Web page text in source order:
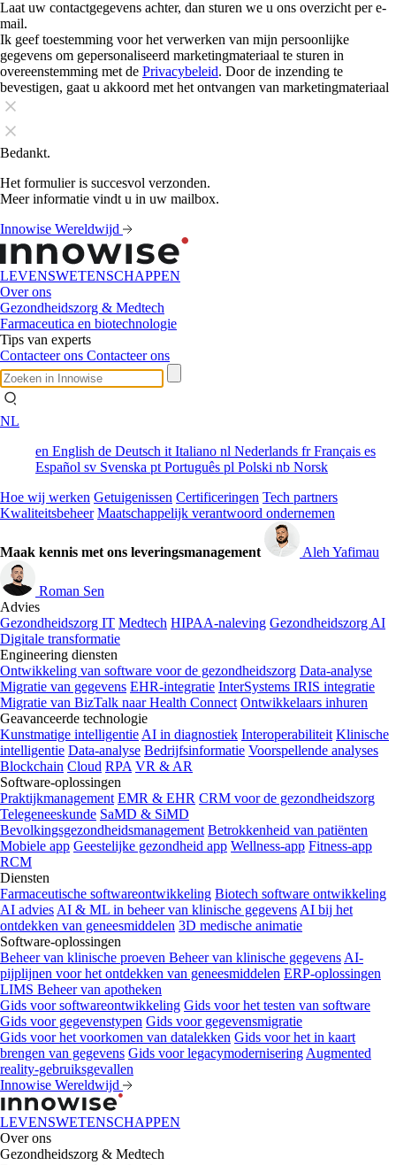
Laat uw contactgegevens achter, dan sturen we u ons overzicht per e-
mail.
Ik geef toestemming voor het verwerken van mijn persoonlijke
gegevens om gepersonaliseerd marketingmateriaal te sturen in
overeenstemming met de Privacybeleid. Door de inzending te
bevestigen, gaat u akkoord met het ontvangen van marketingmateriaal
Bedankt.
Het formulier is succesvol verzonden.
Meer informatie vindt u in uw mailbox.
Innowise Wereldwijd
LEVENSWETENSCHAPPEN
Over ons
Gezondheidszorg & Medtech
Farmaceutica en biotechnologie
Tips van experts
Contacteer ons Contacteer ons
NL
en English de Deutsch it Italiano nl Nederlands frFrançais es
Español sv Svenska pt Português pl Polski nb Norsk
Hoe wij werken Getuigenissen Certificeringen Tech partners
Kwaliteitsbeheer Maatschappelijk verantwoord ondernemen
Maak kennis met ons leveringsmanagement Aleh Yafimau
Roman Sen
Advies
Gezondheidszorg IT Medtech HIPAA-naleving Gezondheidszorg AI
Digitale transformatie
Engineering diensten
Ontwikkeling van software voor de gezondheidszorg Data-analyse
Migratie van gegevens EHR-integratie InterSystems IRIS integratie
Migratie van BizTalk naar Health Connect Ontwikkelaars inhuren
Geavanceerde technologie
Kunstmatige intelligentie AI in diagnostiek Interoperabiliteit Klinische
intelligentie Data-analyse Bedrijfsinformatie Voorspellende analyses
Blockchain Cloud RPA VR & AR
Software-oplossingen
Praktijkmanagement EMR & EHR CRM voor de gezondheidszorg
Telegeneeskunde SaMD & SiMD
Bevolkingsgezondheidsmanagement Betrokkenheid van patiënten
Mobiele app Geestelijke gezondheid app Wellness-app Fitness-app
RCM
Diensten
Farmaceutische softwareontwikkeling Biotech software ontwikkeling
AI advies AI & ML in beheer van klinische gegevens AI bij het
ontdekken van geneesmiddelen 3D medische animatie
Software-oplossingen
Beheer van klinische proeven Beheer van klinische gegevens AI-
pijplijnen voor het ontdekken van geneesmiddelen ERP-oplossingen
LIMS Beheer van apotheken
Gids voor softwareontwikkeling Gids voor het testen van software
Gids voor gegevenstypen Gids voor gegevensmigratie
Gids voor het voorkomen van datalekken Gids voor het in kaart
brengen van gegevens Gids voor legacymodernisering Augmented
reality-gebruiksgevallen
Innowise Wereldwijd
LEVENSWETENSCHAPPEN
Over ons
Gezondheidszorg & Medtech